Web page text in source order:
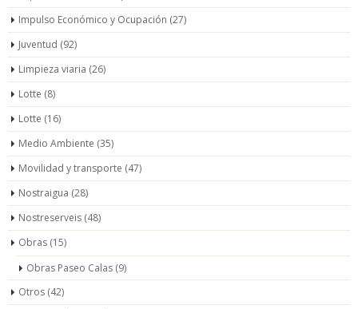
Impulso Económico y Ocupación (27)
Juventud (92)
Limpieza viaria (26)
Lotte (8)
Lotte (16)
Medio Ambiente (35)
Movilidad y transporte (47)
Nostraigua (28)
Nostreserveis (48)
Obras (15)
Obras Paseo Calas (9)
Otros (42)